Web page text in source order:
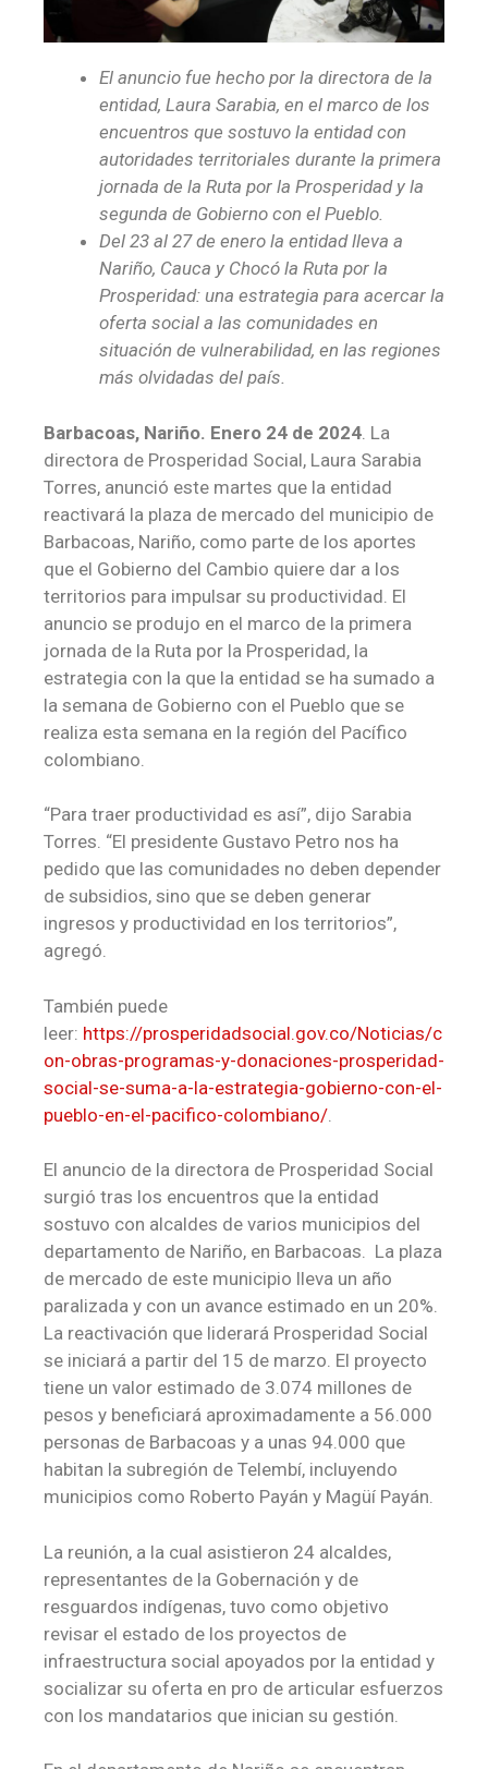
El anuncio fue hecho por la directora de la
entidad, Laura Sarabia, en el marco de los
encuentros que sostuvo la entidad con
autoridades territoriales durante la primera
jornada de la Ruta por la Prosperidad y la
segunda de Gobierno con el Pueblo.
Del 23 al 27 de enero la entidad lleva a
Nariño, Cauca y Chocó la Ruta por la
Prosperidad: una estrategia para acercar la
oferta social a las comunidades en
situación de vulnerabilidad, en las regiones
más olvidadas del país.
Barbacoas, Nariño. Enero 24 de 2024 . La
directora de Prosperidad Social, Laura Sarabia
Torres, anunció este martes que la entidad
reactivará la plaza de mercado del municipio de
Barbacoas, Nariño, como parte de los aportes
que el Gobierno del Cambio quiere dar a los
territorios para impulsar su productividad. El
anuncio se produjo en el marco de la primera
jornada de la Ruta por la Prosperidad, la
estrategia con la que la entidad se ha sumado a
la semana de Gobierno con el Pueblo que se
realiza esta semana en la región del Pacífico
colombiano.
“Para traer productividad es así”, dijo Sarabia
Torres. “El presidente Gustavo Petro nos ha
pedido que las comunidades no deben depender
de subsidios, sino que se deben generar
ingresos y productividad en los territorios”,
agregó.
También puede
leer: https://prosperidadsocial.gov.co/Noticias/c
on-obras-programas-y-donaciones-prosperidad-
social-se-suma-a-la-estrategia-gobierno-con-el-
pueblo-en-el-pacifico-colombiano/
El anuncio de la directora de Prosperidad Social
surgió tras los encuentros que la entidad
sostuvo con alcaldes de varios municipios del
departamento de Nariño, en Barbacoas. La plaza
de mercado de este municipio lleva un año
paralizada y con un avance estimado en un 20%.
La reactivación que liderará Prosperidad Social
se iniciará a partir del 15 de marzo. El proyecto
tiene un valor estimado de 3.074 millones de
pesos y beneficiará aproximadamente a 56.000
personas de Barbacoas y a unas 94.000 que
habitan la subregión de Telembí, incluyendo
municipios como Roberto Payán y Magüí Payán.
La reunión, a la cual asistieron 24 alcaldes,
representantes de la Gobernación y de
resguardos indígenas, tuvo como objetivo
revisar el estado de los proyectos de
infraestructura social apoyados por la entidad y
socializar su oferta en pro de articular esfuerzos
con los mandatarios que inician su gestión.